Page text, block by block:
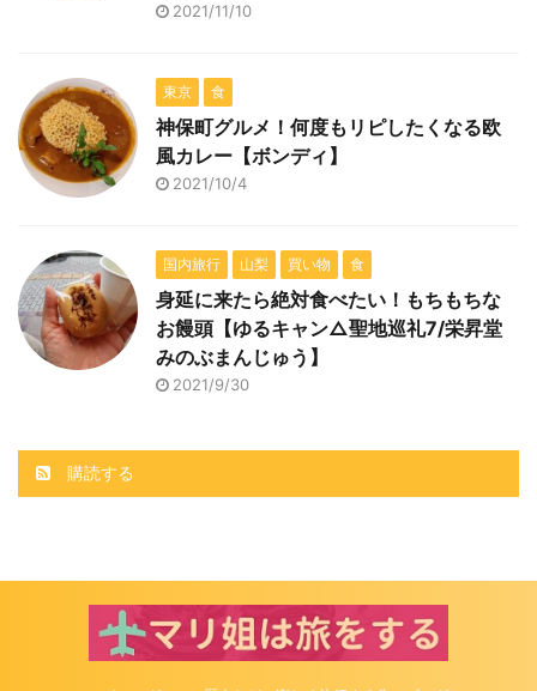
2021/11/10
東京 食
神保町グルメ！何度もリピしたくなる欧
風カレー【ボンディ】
2021/10/4
国内旅行 山梨 買い物 食
身延に来たら絶対食べたい！もちもちな
お饅頭【ゆるキャン△聖地巡礼7/栄昇堂
みのぶまんじゅう】
2021/9/30
購読する